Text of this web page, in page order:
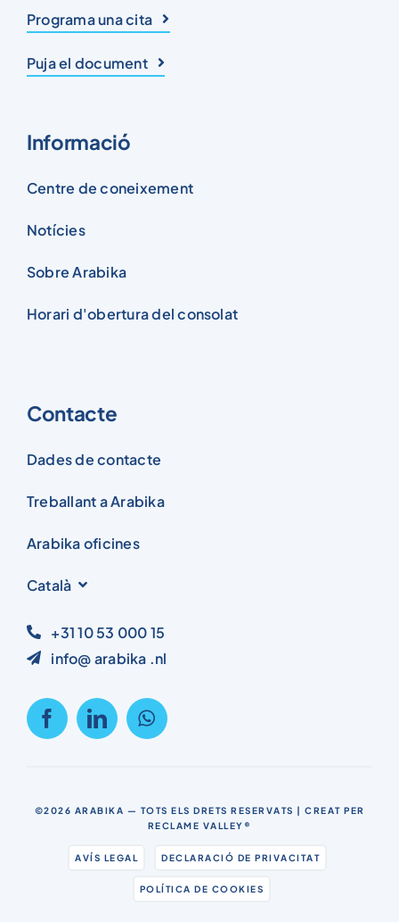
Programa una cita
Puja el document
Informació
Centre de coneixement
Notícies
Sobre Arabika
Horari d'obertura del consolat
Contacte
Dades de contacte
Treballant a Arabika
Arabika oficines
Català
+31 10 53 000 15
info@ arabika .nl
©2026 ARABIKA — TOTS ELS DRETS RESERVATS | CREAT PER
RECLAME VALLEY®
AVÍS LEGAL DECLARACIÓ DE PRIVACITAT
POLÍTICA DE COOKIES